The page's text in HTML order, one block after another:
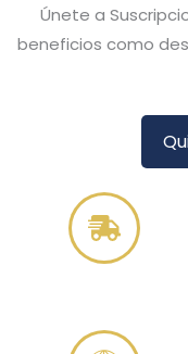
Únete a
beneficios como